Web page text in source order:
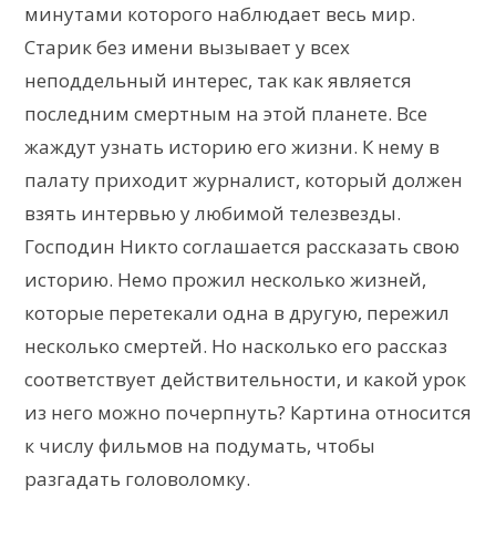
минутами которого наблюдает весь мир.
Старик без имени вызывает у всех
неподдельный интерес, так как является
последним смертным на этой планете. Все
жаждут узнать историю его жизни. К нему в
палату приходит журналист, который должен
взять интервью у любимой телезвезды.
Господин Никто соглашается рассказать свою
историю. Немо прожил несколько жизней,
которые перетекали одна в другую, пережил
несколько смертей. Но насколько его рассказ
соответствует действительности, и какой урок
из него можно почерпнуть? Картина относится
к числу фильмов на подумать, чтобы
разгадать головоломку.